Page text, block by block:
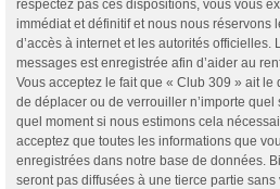
respectez pas ces dispositions, vous vous
immédiat et définitif et nous nous réservons
d’accès à internet et les autorités officielles.
messages est enregistrée afin d’aider au
Vous acceptez le fait que « Club 309 » ait le
de déplacer ou de verrouiller n’importe quel
quel moment si nous estimons cela
acceptez que toutes les informations que
enregistrées dans notre base de données.
seront pas diffusées à une tierce partie